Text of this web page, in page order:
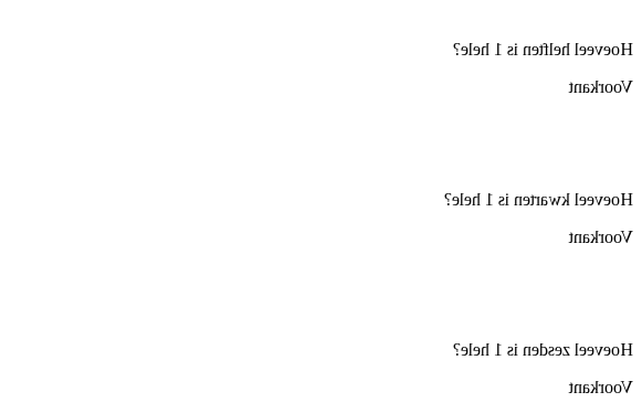
Hoeveel helften is 1 hele?
Voorkant
Hoeveel kwarten is 1 hele?
Voorkant
Hoeveel zesden is 1 hele?
Voorkant